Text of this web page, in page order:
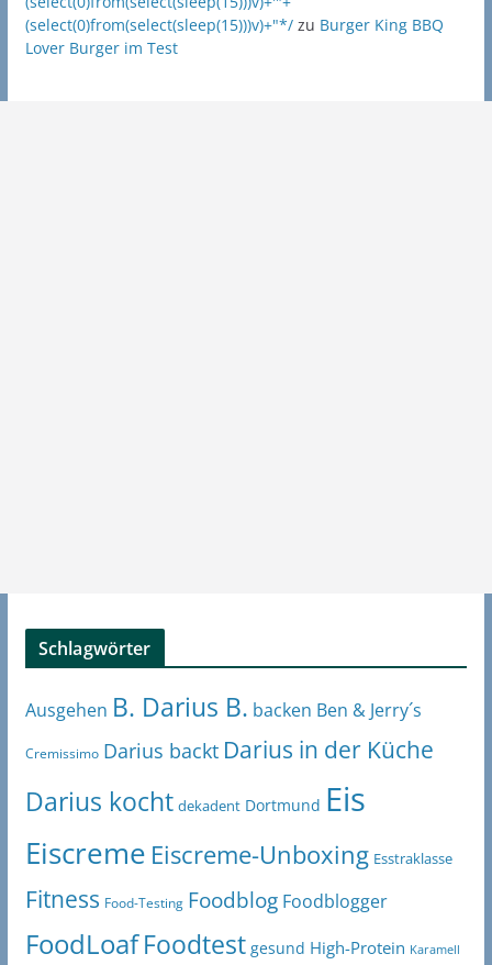
(select(0)from(select(sleep(15)))v)+"*/zu Burger King BBQ
Lover Burger im Test
Schlagwörter
Ausgehen B. Darius B. backen Ben & Jerry´s
Cremissimo Darius backt Darius in der Küche
Darius kocht dekadent Dortmund Eis
Eiscreme Eiscreme-Unboxing Esstraklasse
Fitness Food-Testing Foodblog Foodblogger
FoodLoaf Foodtest gesund High-Protein Karamell